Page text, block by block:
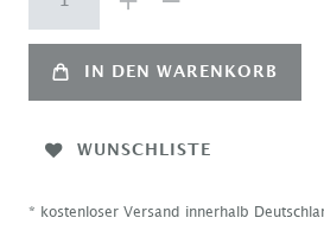
IN DEN WARENKORB
WUNSCHLISTE
* kostenloser Versand innerhalb